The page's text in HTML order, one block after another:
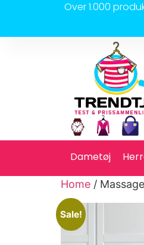
Over 1.000
Dametøj
Home /
Sale!